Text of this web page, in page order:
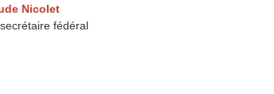
Nicolet
fédéral